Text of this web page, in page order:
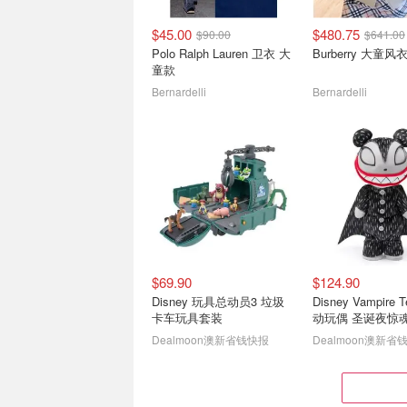
$45.00 $90.00
Polo Ralph Lauren 卫衣 大
童款
Bernardelli
$480.75 $641.00
Burberry 大童风衣
Bernardelli
$69.90
Disney 玩具总动员3 垃圾
卡车玩具套装
Dealmoon澳新省钱快报
$124.90
Disney Vampire
动玩偶 圣诞夜惊
Dealmoon澳新省